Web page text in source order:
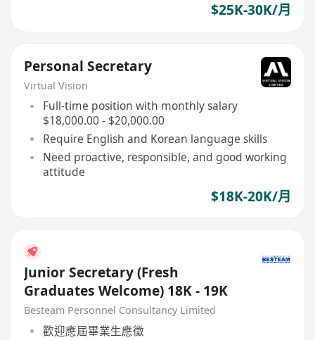
$25K-30K/月
Personal Secretary
Virtual Vision
Full-time position with monthly salary
$18,000.00 - $20,000.00
Require English and Korean language skills
Need proactive, responsible, and good working
attitude
$18K-20K/月
Junior Secretary (Fresh
Graduates Welcome) 18K - 19K
Besteam Personnel Consultancy Limited
歡迎應屆畢業生應徵